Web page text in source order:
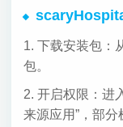
1. 下载安装包：
包。
2. 开启权限：进
来源应用”，部分